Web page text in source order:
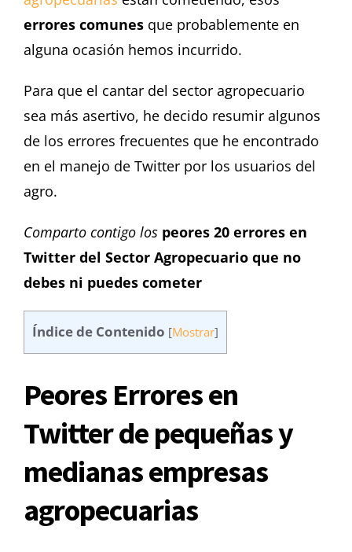
errores comunes que probablemente en
alguna ocasión hemos incurrido.
Para que el cantar del sector agropecuario
sea más asertivo, he decido resumir algunos
de los errores frecuentes que he encontrado
en el manejo de Twitter por los usuarios del
agro.
Comparto contigo los peores 20 errores en
Twitter del Sector Agropecuario que no
debes ni puedes cometer
Índice de Contenido [Mostrar]
Peores Errores en
Twitter de pequeñas y
medianas empresas
agropecuarias